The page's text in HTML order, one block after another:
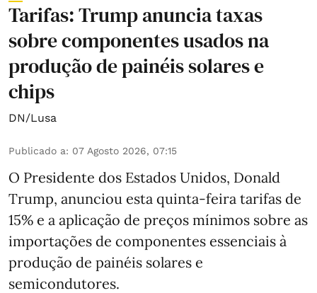
Tarifas: Trump anuncia taxas
sobre componentes usados na
produção de painéis solares e
chips
DN/Lusa
Publicado a: 07 Agosto 2026, 07:15
O Presidente dos Estados Unidos, Donald
Trump, anunciou esta quinta-feira tarifas de
15% e a aplicação de preços mínimos sobre as
importações de componentes essenciais à
produção de painéis solares e
semicondutores.